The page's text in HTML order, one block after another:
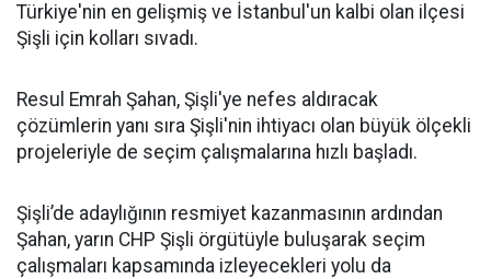
Türkiye'nin en gelişmiş ve İstanbul'un kalbi olan ilçesi
Şişli için kolları sıvadı.
Resul Emrah Şahan, Şişli'ye nefes aldıracak
çözümlerin yanı sıra Şişli'nin ihtiyacı olan büyük ölçekli
projeleriyle de seçim çalışmalarına hızlı başladı.
Şişli’de adaylığının resmiyet kazanmasının ardından
Şahan, yarın CHP Şişli örgütüyle buluşarak seçim
çalışmaları kapsamında izleyecekleri yolu da